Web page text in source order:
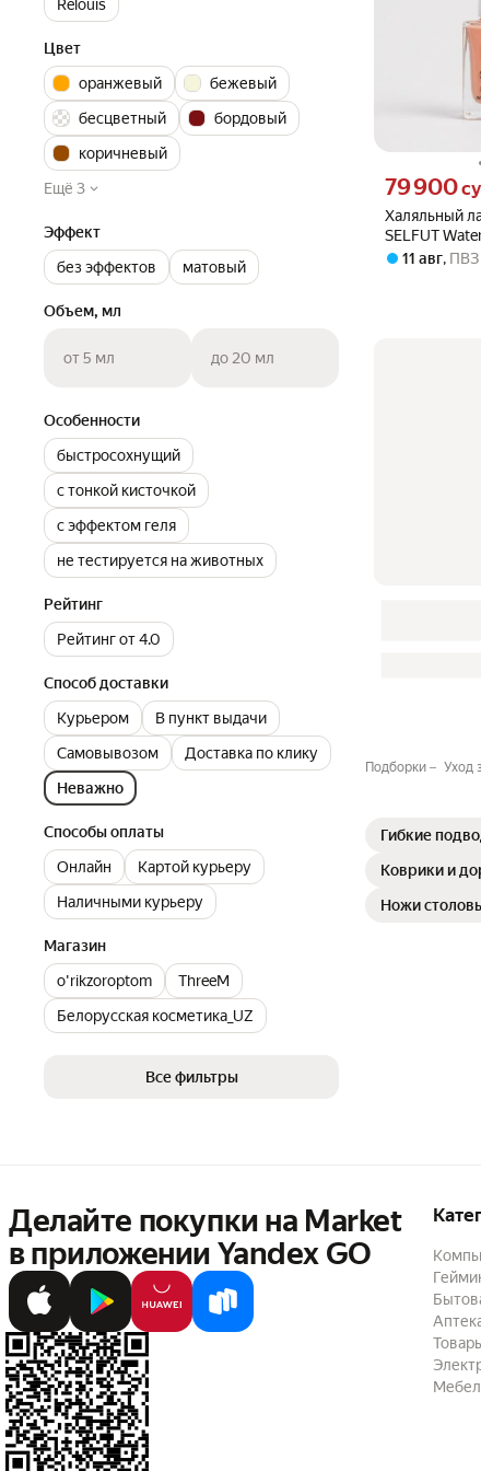
Relouis
Цвет
оранжевый
бежевый
бесцветный
бордовый
коричневый
Ещё 3
Эффект
без эффектов
матовый
Объем, мл
от 5 мл до 20 мл
Особенности
быстросохнущий
с тонкой кисточкой
с эффектом геля
не тестируется на животных
Рейтинг
Рейтинг от 4.0
Способ доставки
Курьером
В пункт выдачи
Самовывозом
Доставка по клику
Неважно
Способы оплаты
Онлайн
Картой курьеру
Наличными курьеру
Магазин
o'rikzoroptom
ThreeM
Белорусская косметика_UZ
Все фильтры
Халяльный
SELFUT
Цена 79900 сум
79 900
11 авг, ПВЗ
Подборки Уход
Гибкие
Коврики и
Ножи
Делайте покупки на Market
в приложении Yandex GO